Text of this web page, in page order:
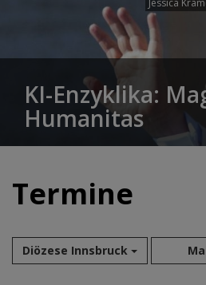
Jessica
KI-Enzyklika:
Humanitas
Termine
Diözese Innsbruck